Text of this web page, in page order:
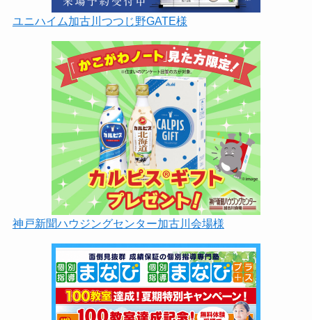
ユニハイム加古川つつじ野GATE様
神戸新聞ハウジングセンター加古川会場様